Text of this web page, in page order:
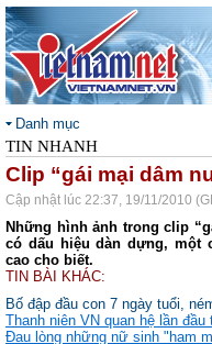
Danh mục
TIN NHANH
Clip “gái mại dâm
Cập nhật lúc 22:37, 19/11/2010
Những hình ảnh trong clip
có dấu hiệu dàn dựng, một
cao cho biết.
TIN BÀI KHÁC:
Bố đập đầu con 7 ngày tuổi,
Thanh niên VN quan hệ lần
Đau lòng những nữ sinh "ham